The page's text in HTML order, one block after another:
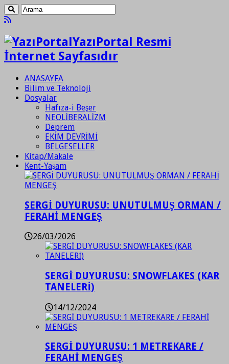
YazıPortal Resmi
İnternet Sayfasıdır
ANASAYFA
Bilim ve Teknoloji
Dosyalar
Hafıza-i Beşer
NEOLİBERALİZM
Deprem
EKİM DEVRİMİ
BELGESELLER
Kitap/Makale
Kent-Yaşam
SERGİ DUYURUSU: UNUTULMUŞ ORMAN /
FERAHİ MENGEŞ
26/03/2026
SERGİ DUYURUSU: SNOWFLAKES (KAR
TANELERİ)
14/12/2024
SERGİ DUYURUSU: 1 METREKARE /
FERAHİ MENGEŞ